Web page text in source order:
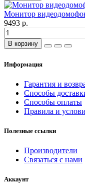
Монитор
9493 р.
В корзину
Информация
Гарантия и
Способы
Способы оплаты
Правила и
Полезные ссылки
Производители
Связаться с нами
Аккаунт